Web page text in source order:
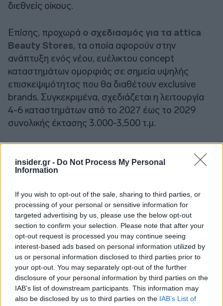
insider.gr - Do Not Process My Personal
Information
If you wish to opt-out of the sale, sharing to third parties, or
processing of your personal or sensitive information for
targeted advertising by us, please use the below opt-out
section to confirm your selection. Please note that after your
opt-out request is processed you may continue seeing
interest-based ads based on personal information utilized by
us or personal information disclosed to third parties prior to
your opt-out. You may separately opt-out of the further
disclosure of your personal information by third parties on the
IAB’s list of downstream participants. This information may
also be disclosed by us to third parties on the IAB’s List of
διεθνείς οίκους.
Επίσης, προχωρά ο σχεδιασμός για τα attica
Beauty Stores, τα οποία αφορούν στην
ανάπτυξη ενός νέου, ευέλικτου concept
καταστημάτων ομορφιάς σε σημεία υψηλής
επισκεψιμότητας που θα διαθέτουν exclusive
brands. Συγκεκριμένα, σχεδιάζεται η λειτουργία
4-6 καταστημάτων από το 2027 έως το 2029
συνολικής έκτασης 3.000-3,500 τ.μ.